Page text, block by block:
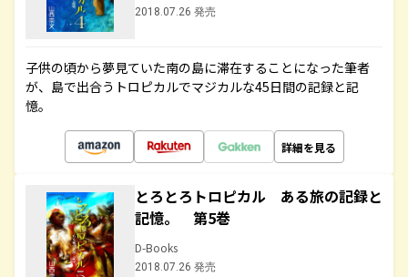
2018.07.26 発売
子供の頃から夢見ていた南の島に滞在することになった筆者
が、島で出合うトロピカルでマジカルな45日間の記録と記
憶。
詳細を見る
とろとろトロピカル ある旅の記録と
記憶。 第5巻
D-Books
2018.07.26 発売